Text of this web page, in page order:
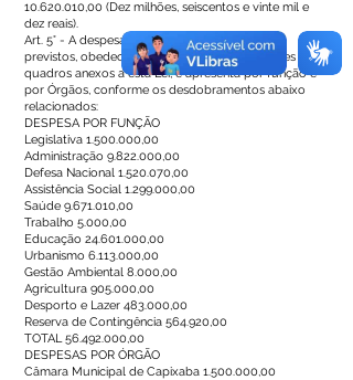
10.620.010,00 (Dez milhões, seiscentos e vinte mil e
dez reais).
Art. 5° - A despesa fixada à conta dos recursos
previstos, obedecerá a programação constantes dos
quadros anexos a esta Lei, e apresenta por função e
por Órgãos, conforme os desdobramentos abaixo
relacionados:
DESPESA POR FUNÇÃO
Legislativa 1.500.000,00
Administração 9.822.000,00
Defesa Nacional 1.520.070,00
Assistência Social 1.299.000,00
Saúde 9.671.010,00
Trabalho 5.000,00
Educação 24.601.000,00
Urbanismo 6.113.000,00
Gestão Ambiental 8.000,00
Agricultura 905.000,00
Desporto e Lazer 483.000,00
Reserva de Contingência 564.920,00
TOTAL56.492.000,00
DESPESAS POR ÓRGÃO
Câmara Municipal de Capixaba 1.500.000,00